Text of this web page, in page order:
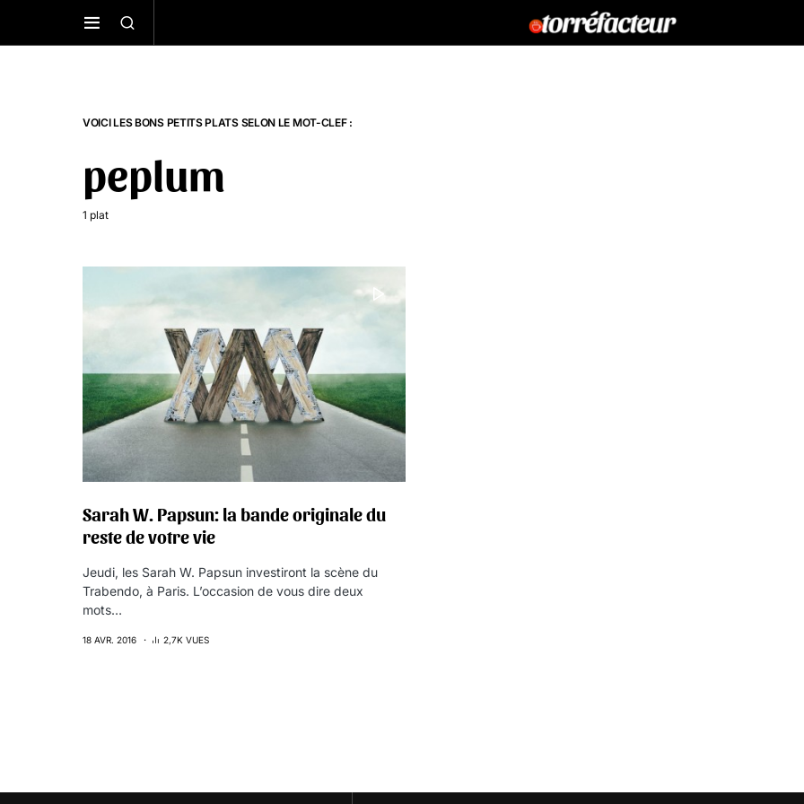
VOICI LES BONS PETITS PLATS SELON LE MOT-CLEF :
peplum
1 plat
Sarah W. Papsun: la bande originale du
reste de votre vie
Jeudi, les Sarah W. Papsun investiront la scène du
Trabendo, à Paris. L’occasion de vous dire deux
mots…
18 AVR. 2016 2,7K VUES